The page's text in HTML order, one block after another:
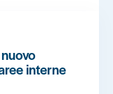
interne